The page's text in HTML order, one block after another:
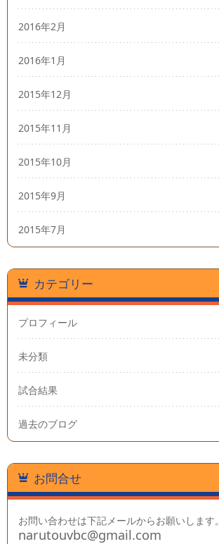
2016年2月
2016年1月
2015年12月
2015年11月
2015年10月
2015年9月
2015年7月
カテゴリー
プロフィール
未分類
試合結果
過去のブログ
お問合せ
お問い合わせは下記メールからお願いします。
narutouvbc@gmail.com